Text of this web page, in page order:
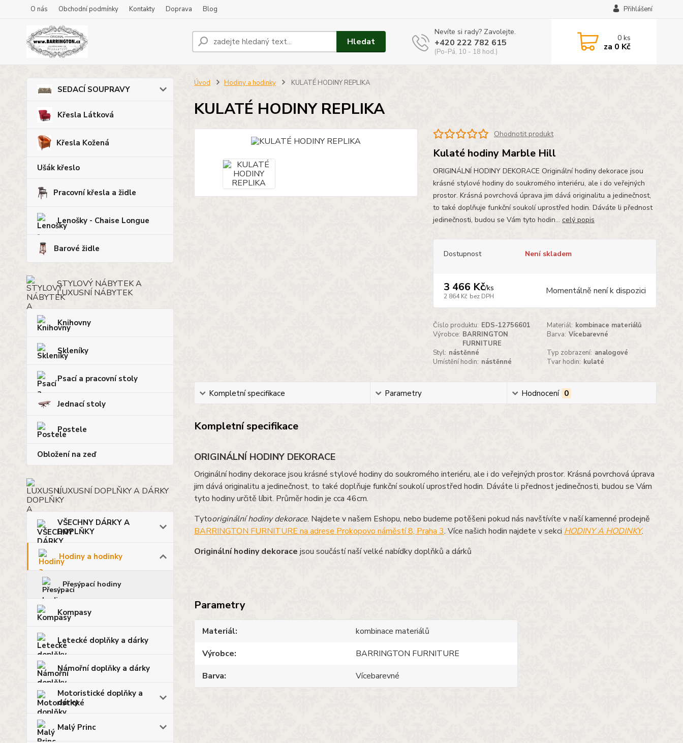
O nás Obchodní podmínky Kontakty Doprava Blog Přihlášení
Hledat
Nevíte si rady? Zavolejte.
+420 222 782 615
(Po-Pá, 10 - 18 hod.)
0ks
za 0 Kč
SEDACÍ SOUPRAVY
Křesla Látková
Křesla Kožená
Ušák křeslo
Pracovní křesla a židle
Lenošky - Chaise Longue
Barové židle
STYLOVÝ NÁBYTEK A
LUXUSNÍ NÁBYTEK
Knihovny
Skleníky
Psací a pracovní stoly
Jednací stoly
Postele
Obložení na zeď
LUXUSNÍ DOPLŇKY A DÁRKY
VŠECHNY DÁRKY A
DOPLŇKY
Hodiny a hodinky
Přesýpací hodiny
Kompasy
Letecké doplňky a dárky
Námořní doplňky a dárky
Motoristické doplňky a
dárky
Malý Princ
Úvod Hodiny a hodinky KULATÉ HODINY REPLIKA
KULATÉ HODINY REPLIKA
Ohodnotit produkt
Kulaté hodiny Marble Hill
ORIGINÁLNÍ HODINY DEKORACE Originální hodiny dekorace jsou
krásné stylové hodiny do soukromého interiéru, ale i do veřejných
prostor. Krásná povrchová úprava jim dává originalitu a jedinečnost,
to také doplňuje funkční soukolí uprostřed hodin. Dáváte li přednost
jedinečnosti, budou se Vám tyto hodin... celý popis
Dostupnost Není skladem
3 466 Kč/ks
2 864 Kč bez DPH Momentálně není k dispozici
Číslo produktu: EDS-12756601 Materiál: kombinace materiálů
Výrobce: BARRINGTON
FURNITURE
Barva: Vícebarevné
Styl: nástěnné Typ zobrazení: analogové
Umístění hodin: nástěnné Tvar hodin: kulaté
Kompletní specifikace Parametry Hodnocení 0
Kompletní specifikace
ORIGINÁLNÍ HODINY DEKORACE
Originální hodiny dekorace jsou krásné stylové hodiny do soukromého interiéru, ale i do veřejných prostor. Krásná povrchová úprava
jim dává originalitu a jedinečnost, to také doplňuje funkční soukolí uprostřed hodin. Dáváte li přednost jedinečnosti, budou se Vám
tyto hodiny určitě líbit. Průměr hodin je cca 46cm.
Tytooriginální hodiny dekorace. Najdete v našem Eshopu, nebo budeme potěšeni pokud nás navštívíte v naší kamenné prodejně
BARRINGTON FURNITURE na adrese Prokopovo náměstí 8, Praha 3. Více našich hodin najdete v sekci HODINY A HODINKY.
Originální hodiny dekorace jsou součástí naší velké nabídky doplňků a dárků
Parametry
Materiál
kombinace materiálů
Výrobce
BARRINGTON FURNITURE
Barva
Vícebarevné